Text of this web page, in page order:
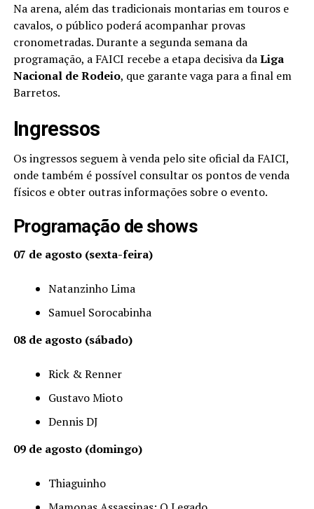
Na arena, além das tradicionais montarias em touros e
cavalos, o público poderá acompanhar provas
cronometradas. Durante a segunda semana da
programação, a FAICI recebe a etapa decisiva daLiga
Nacional de Rodeio, que garante vaga para a final em
Barretos.
Ingressos
Os ingressos seguem à venda pelo site oficial da FAICI,
onde também é possível consultar os pontos de venda
físicos e obter outras informações sobre o evento.
Programação de shows
07 de agosto (sexta-feira)
Natanzinho Lima
Samuel Sorocabinha
08 de agosto (sábado)
Rick & Renner
Gustavo Mioto
Dennis DJ
09 de agosto (domingo)
Thiaguinho